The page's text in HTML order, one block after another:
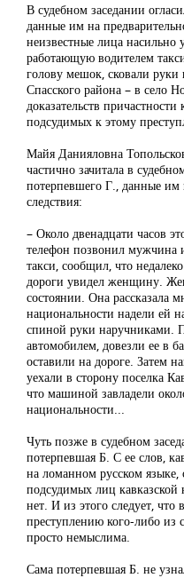
В судебном заседании
данные им на
неизвестные лица
работающую водителем
голову мешок, сковали
Спасского района – в село
доказательств
подсудимых к этому
Майя Данияловна
частично зачитала в
потерпевшего Г., данные им
следствия:
– Около двенадцати часов
телефон позвонил мужчина
такси, сообщил, что
дороги увидел женщину.
состоянии. Она рассказала
национальности надели ей
спиной руки наручниками.
автомобилем, довезли ее в
оставили на дороге. Затем
уехали в сторону поселка
что машиной завладели
национальности...
Чуть позже в судебном
потерпевшая Б. С ее слов,
на ломанном русском языке,
подсудимых лиц кавказской
нет. И из этого следует, что
преступлению кого-либо из
просто немыслима.
Сама потерпевшая Б. не